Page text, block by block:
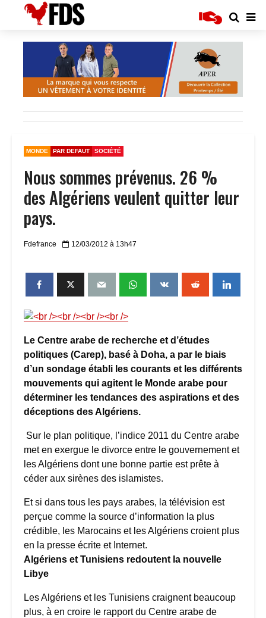
MONDE PAR DEFAUT SOCIÉTÉ
Nous sommes prévenus. 26 %
des Algériens veulent quitter leur
pays.
Fdefrance 12/03/2012 à 13h47
Le Centre arabe de recherche et d’études
politiques (Carep), basé à Doha, a par le biais
d’un sondage établi les courants et les différents
mouvements qui agitent le Monde arabe pour
déterminer les tendances des aspirations et des
déceptions des Algériens.
Sur le plan politique, l’indice 2011 du Centre arabe
met en exergue le divorce entre le gouvernement et
les Algériens dont une bonne partie est prête à
céder aux sirènes des islamistes.
Et si dans tous les pays arabes, la télévision est
perçue comme la source d’information la plus
crédible, les Marocains et les Algériens croient plus
en la presse écrite et Internet.
Algériens et Tunisiens redoutent la nouvelle
Libye
Les Algériens et les Tunisiens craignent beaucoup
plus, à en croire le rapport du Centre arabe de